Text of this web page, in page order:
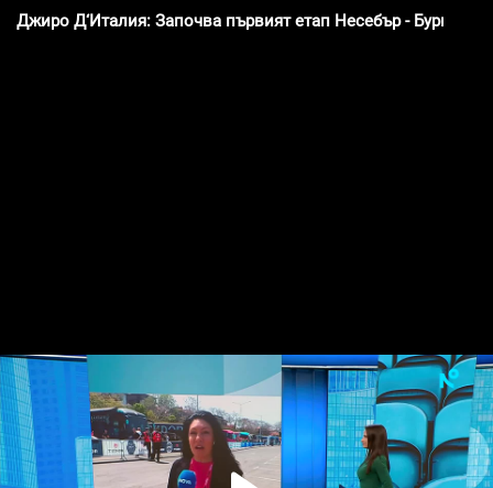
Джиро Д‘Италия: Започва първият етап Несебър - Бургас